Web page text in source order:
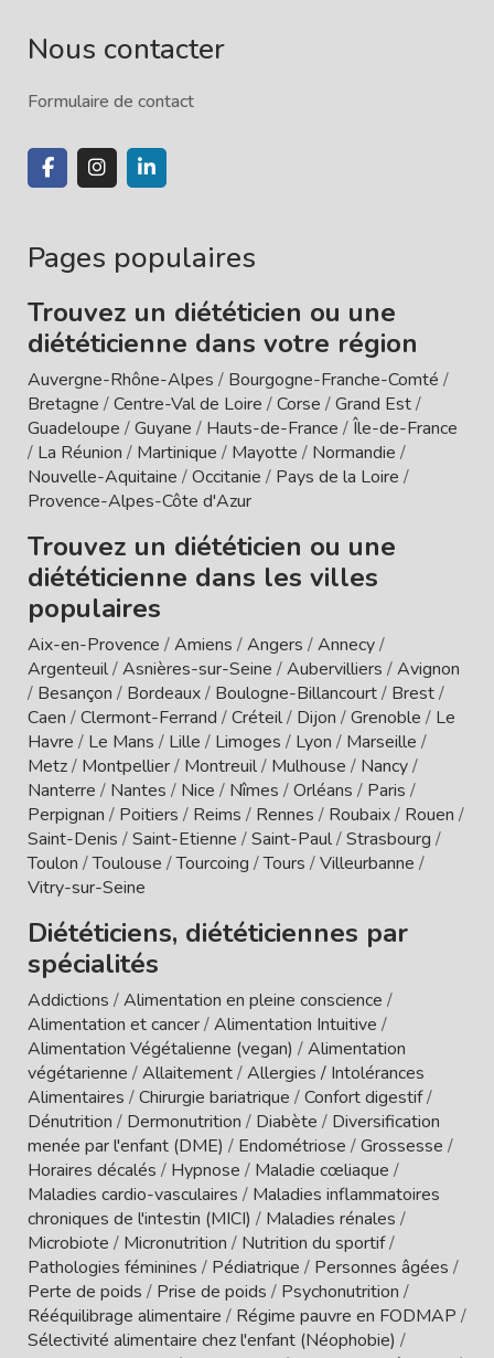
Nous contacter
Formulaire de contact
Pages populaires
Trouvez un diététicien ou une
diététicienne dans votre région
Auvergne-Rhône-Alpes / Bourgogne-Franche-Comté /
Bretagne /Centre-Val de Loire /Corse /Grand Est/
Guadeloupe /Guyane / Hauts-de-France /Île-de-France
/ La Réunion / Martinique / Mayotte / Normandie /
Nouvelle-Aquitaine /Occitanie / Pays de la Loire /
Provence-Alpes-Côte d'Azur
Trouvez un diététicien ou une
diététicienne dans les villes
populaires
Aix-en-Provence /Amiens /Angers /Annecy/
Argenteuil/Asnières-sur-Seine /Aubervilliers /Avignon
/ Besançon / Bordeaux/ Boulogne-Billancourt/ Brest/
Caen /Clermont-Ferrand /Créteil/ Dijon /Grenoble / Le
Havre / Le Mans / Lille / Limoges / Lyon / Marseille /
Metz/ Montpellier/ Montreuil/ Mulhouse / Nancy/
Nanterre / Nantes / Nice / Nîmes /Orléans / Paris /
Perpignan / Poitiers / Reims / Rennes / Roubaix/ Rouen /
Saint-Denis /Saint-Etienne /Saint-Paul/Strasbourg /
Toulon /Toulouse /Tourcoing /Tours /Villeurbanne /
Vitry-sur-Seine
Diététiciens, diététiciennes par
spécialités
Addictions /Alimentation en pleine conscience /
Alimentation et cancer/Alimentation Intuitive /
Alimentation Végétalienne (vegan) /Alimentation
végétarienne /Allaitement/Allergies / Intolérances
Alimentaires /Chirurgie bariatrique /Confort digestif/
Dénutrition / Dermonutrition / Diabète / Diversification
menée par l'enfant (DME) / Endométriose /Grossesse /
Horaires décalés / Hypnose / Maladie cœliaque /
Maladies cardio-vasculaires / Maladies inflammatoires
chroniques de l'intestin (MICI) / Maladies rénales /
Microbiote / Micronutrition / Nutrition du sportif/
Pathologies féminines / Pédiatrique / Personnes âgées /
Perte de poids / Prise de poids / Psychonutrition /
Rééquilibrage alimentaire / Régime pauvre en FODMAP /
Sélectivité alimentaire chez l'enfant (Néophobie) /